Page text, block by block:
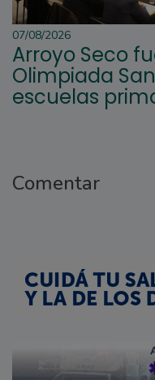
07/08/2026
Arroyo Seco
Olimpiada
escuelas
Comentar